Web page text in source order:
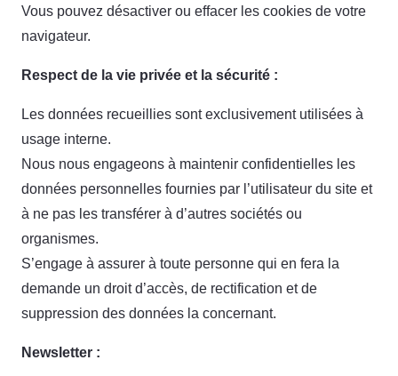
Vous pouvez désactiver ou effacer les cookies de votre
navigateur.
Respect de la vie privée et la sécurité :
Les données recueillies sont exclusivement utilisées à
usage interne.
Nous nous engageons à maintenir confidentielles les
données personnelles fournies par l’utilisateur du site et
à ne pas les transférer à d’autres sociétés ou
organismes.
S’engage à assurer à toute personne qui en fera la
demande un droit d’accès, de rectification et de
suppression des données la concernant.
Newsletter :